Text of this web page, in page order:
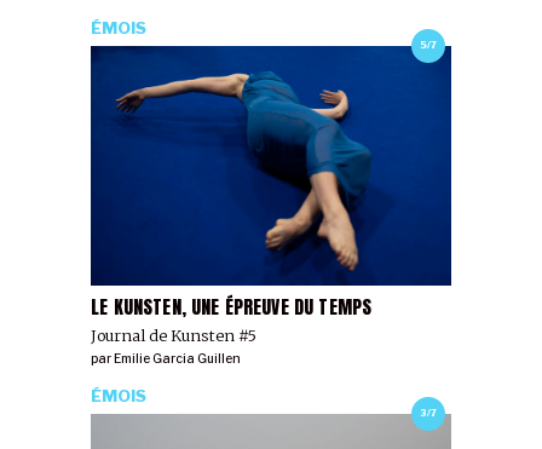
5/7
LE KUNSTEN, UNE ÉPREUVE DU TEMPS
Journal de Kunsten #5
ÉMOIS
parEmilie Garcia Guillen
3/7
ÉMOIS